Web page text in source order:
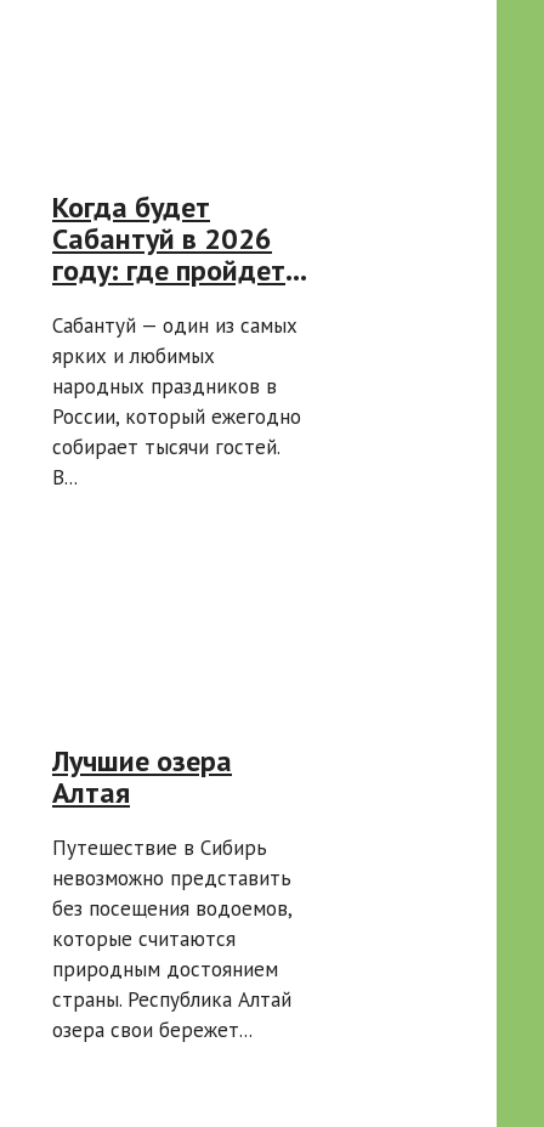
Когда будет
Сабантуй в 2026
году: где пройдет
самых
масштабных
площадках России
Сабантуй — один из самых
ярких и любимых
народных праздников в
России, который ежегодно
собирает тысячи гостей.
В...
Лучшие озера
Алтая
Путешествие в Сибирь
невозможно представить
без посещения водоемов,
которые считаются
природным достоянием
страны. Республика Алтай
озера свои бережет...